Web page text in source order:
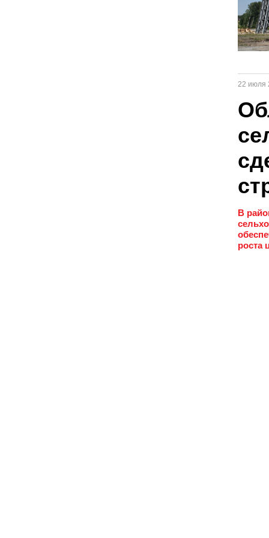
22 июля
В
роста